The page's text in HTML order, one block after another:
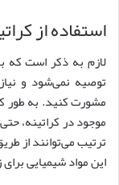
استفاده از
لازم به ذکر است که
توصیه نمی‌شود و
مشورت کنید. به طور
موجود در کراتینه،
ترتیب می‌توانند از
این مواد شیمیایی